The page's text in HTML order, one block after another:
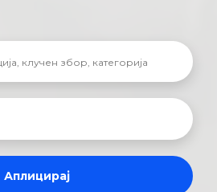
Аплицирај